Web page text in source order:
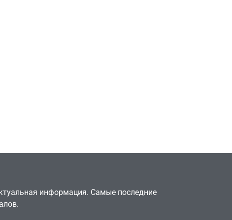
информация. Самые последние